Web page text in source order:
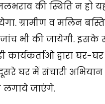
की स्थिति न हो
ग्रामीण व मलिन
भी की जायेगी. इसके
कार्यकर्ताओं द्वारा घर-
घर में संचारी
लगाये जाएंगे.